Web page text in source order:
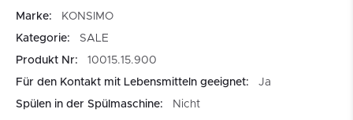
Marke:
KONSIMO
Kategorie:
SALE
Produkt Nr:
10015.15.900
Für den Kontakt mit Lebensmitteln geeignet:
Ja
Spülen in der Spülmaschine:
Nicht